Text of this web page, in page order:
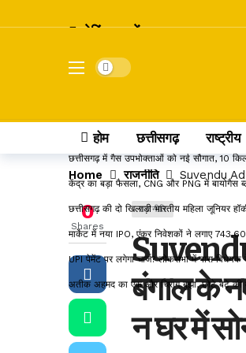
ब्रेकिंग खबरें
छत्तीसगढ़ में राशन के चावल की गुणवत्ता सुधरेगी, अब
डोंगरगढ़ BJP मंडल इकाई भंग, 5 कार्यकर्ता
छत्तीसगढ़ में गैस उपभोक्ताओं को नई सौगात, 10
केंद्र का बड़ा फैसला, CNG और PNG में बायोगैस
छत्तीसगढ़ की दो खिलाड़ी भारतीय महिला जूनियर
मार्केट में नया IPO, एंकर निवेशकों ने लगाए
UPI पेमेंट पर लगेगा चार्ज? लोकसभा में पास विधेयक
अतीक अहमद का एक और चिराग बुझा, छोटे बेटे की
Dark mode
होम छत्तीसगढ़ राष्ट्रीय
Home राजनीति Suvendu
राजनीति
बंगाल के
न घर में
0
Shares